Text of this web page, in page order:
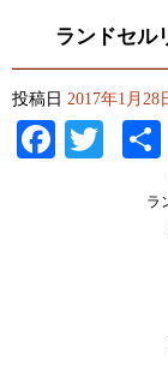
ランドセル
投稿日 2017年1月28
ラ